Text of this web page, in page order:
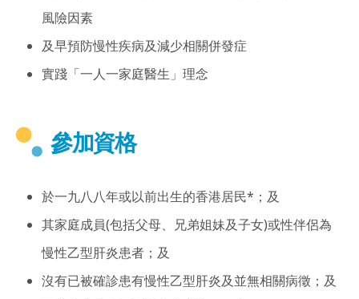
風險因素
及早預防慢性疾病及減少相關併發症
實踐「一人一家庭醫生」理念
參加資格
於一九八八年或以前出生的香港居民*；及
其家庭成員(包括父母、兄弟姐妹及子女)或性伴侶為
慢性乙型肝炎患者；及
沒有已被確診患有慢性乙型肝炎及並無相關病徵；及